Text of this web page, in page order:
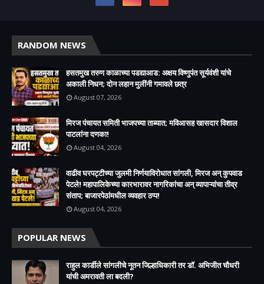
RANDOM NEWS
हसतमुख तरुण काळाच्या पडद्याआड: अक्षय विष्णुपंत सूर्यवंशी यांचे
अकाली निधन; दोन लहान मुलींनी गमावले छत्र
August 07, 2026
मिरज पंचायत समिती भाजपच्या ताब्यात; मविआसह खासदार विशाल
पाटलांना दणका!
August 04, 2026
वाढीव घरपट्टीच्या जुलमी निर्णयाविरोधात सांगली, मिरज अन् कुपवाड
पेटले! महापालिकेच्या कारभारावर नागरिकांचा अन् व्यापाऱ्यांचा तीव्र
संताप; बाजारपेठांमधील व्यवहार ठप्प!​
August 04, 2026
POPULAR NEWS
राहुल कार्डीले सांगलीचे नूतन जिल्हाधिकारी तर डॉ. अभिजीत चौधरी
यांची अमरावती ला बदली?